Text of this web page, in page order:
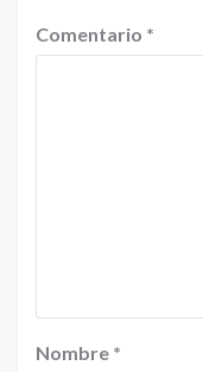
Comentario *
Nombre *